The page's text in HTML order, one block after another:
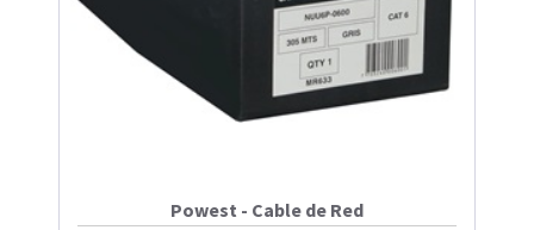
Powest - Cable de Red